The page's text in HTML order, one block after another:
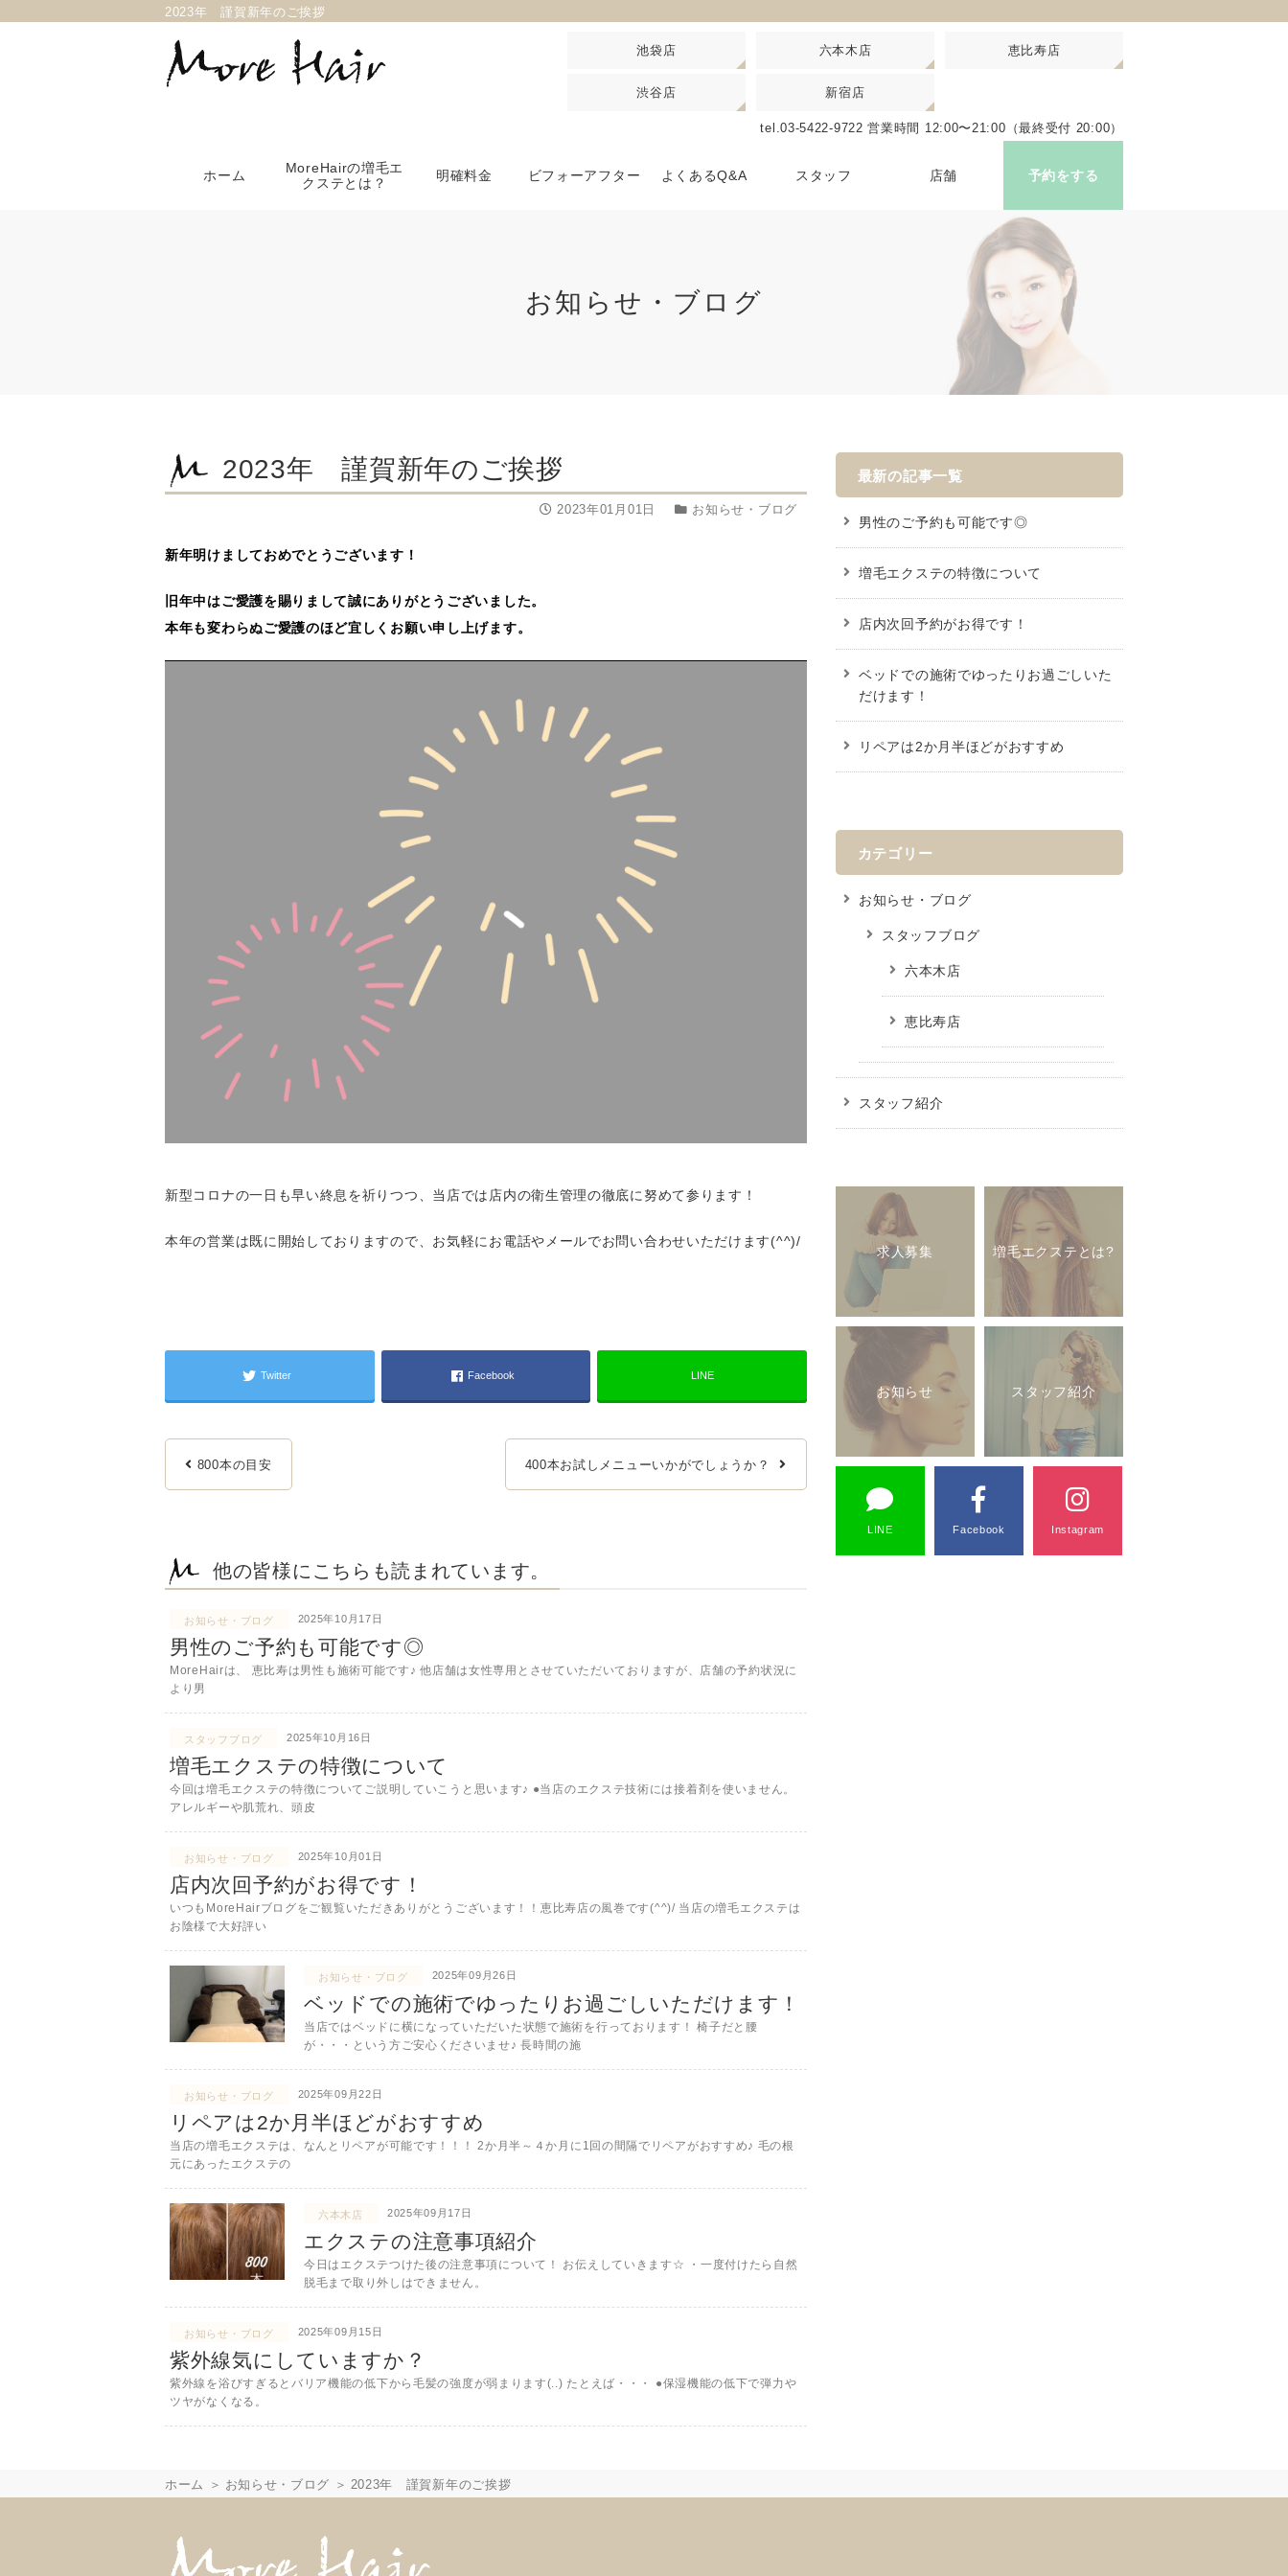
2023年 謹賀新年のご挨拶
池袋店
池袋駅 北口徒歩3分 西口徒歩5分
六本木店
六本木駅 6番出口より徒歩30秒
恵比寿店
恵比寿駅西口 徒歩3分
渋谷店
アクセスマップはこちら
新宿店
アクセスマップはこちら
tel.03-5422-9722営業時間 12:00〜21:00（最終受付 20:00）
ホーム
MoreHairの増毛エ
クステとは？
明確料金 ビフォーアフター よくあるQ&A スタッフ 店舗 予約をする
お知らせ・ブログ
2023年 謹賀新年のご挨拶
お知らせ・ブログ
2023年01月01日
新年明けましておめでとうございます！
旧年中はご愛護を賜りまして誠にありがとうございました。
本年も変わらぬご愛護のほど宜しくお願い申し上げます。
新型コロナの一日も早い終息を祈りつつ、当店では店内の衛生管理の徹底に努めて参ります！
本年の営業は既に開始しておりますので、お気軽にお電話やメールでお問い合わせいただけます(^^)/
Twitter Facebook LINE
800本の目安 400本お試しメニューいかがでしょうか？
他の皆様にこちらも読まれています。
お知らせ・ブログ 2025年10月17日
男性のご予約も可能です◎
MoreHairは、 恵比寿は男性も施術可能です♪ 他店舗は女性専用とさせていただいておりますが、店舗の予約状況に
より男
スタッフブログ 2025年10月16日
増毛エクステの特徴について
今回は増毛エクステの特徴についてご説明していこうと思います♪ ●当店のエクステ技術には接着剤を使いません。
アレルギーや肌荒れ、頭皮
お知らせ・ブログ 2025年10月01日
店内次回予約がお得です！
いつもMoreHairブログをご観覧いただきありがとうございます！！恵比寿店の風巻です(^^)/ 当店の増毛エクステは
お陰様で大好評い
お知らせ・ブログ 2025年09月26日
ベッドでの施術でゆったりお過ごしいただけます！
当店ではベッドに横になっていただいた状態で施術を行っております！ 椅子だと腰
が・・・という方ご安心くださいませ♪ 長時間の施
お知らせ・ブログ 2025年09月22日
リペアは2か月半ほどがおすすめ
当店の増毛エクステは、なんとリペアが可能です！！！ 2か月半～４か月に1回の間隔でリペアがおすすめ♪ 毛の根
元にあったエクステの
六本木店 2025年09月17日
エクステの注意事項紹介
今日はエクステつけた後の注意事項について！ お伝えしていきます☆ ・一度付けたら自然
脱毛まで取り外しはできません。
お知らせ・ブログ 2025年09月15日
紫外線気にしていますか？
紫外線を浴びすぎるとバリア機能の低下から毛髪の強度が弱まります(..) たとえば・・・ ●保湿機能の低下で弾力や
ツヤがなくなる。
最新の記事一覧
男性のご予約も可能です◎
増毛エクステの特徴について
店内次回予約がお得です！
ベッドでの施術でゆったりお過ごしいた
だけます！
リペアは2か月半ほどがおすすめ
カテゴリー
お知らせ・ブログ
スタッフブログ
六本木店
恵比寿店
スタッフ紹介
求人募集 増毛エクステとは?
お知らせ スタッフ紹介
LINE Facebook Instagram
ホーム お知らせ・ブログ 2023年 謹賀新年のご挨拶